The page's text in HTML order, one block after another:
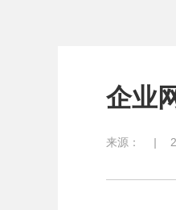
企业
来源： |